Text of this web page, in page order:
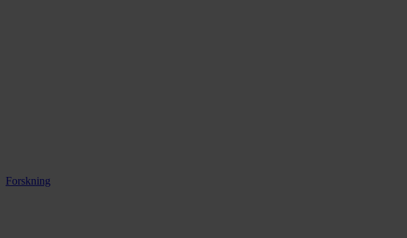
Forskning